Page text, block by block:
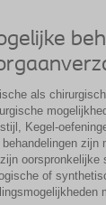
als
Kegel-
zijn
oorspronkelijke
of